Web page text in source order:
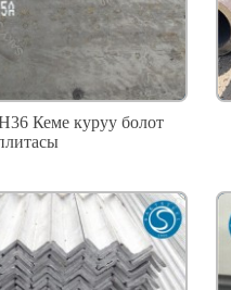
Кеме куруу болот